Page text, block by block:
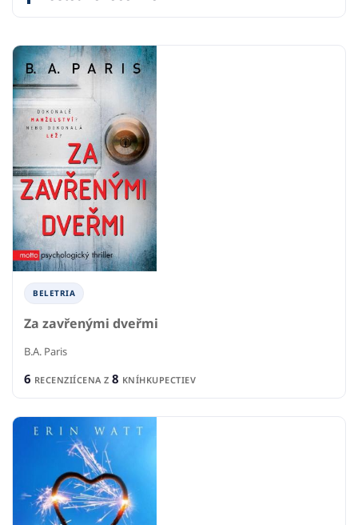
BELETRIA
Za zavřenými dveřmi
B.A. Paris
6 RECENZIÍCENA Z 8 KNÍHKUPECTIEV